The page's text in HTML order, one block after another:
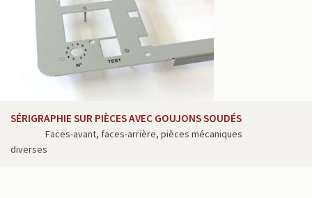
SÉRIGRAPHIE SUR PIÈCES AVEC GOUJONS SOUDÉS
Faces-avant, faces-arrière, pièces mécaniques
diverses